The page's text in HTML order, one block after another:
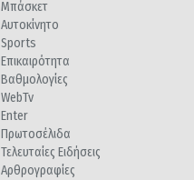
Μπάσκετ
Αυτοκίνητο
Sports
Επικαιρότητα
Βαθμολογίες
WebTv
Enter
Πρωτοσέλιδα
Τελευταίες Ειδήσεις
Αρθρογραφίες